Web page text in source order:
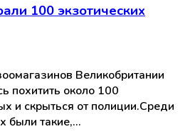
100 экзотических
Великобритании
похитить около 100
и скрыться от полиции.Среди
были такие,…